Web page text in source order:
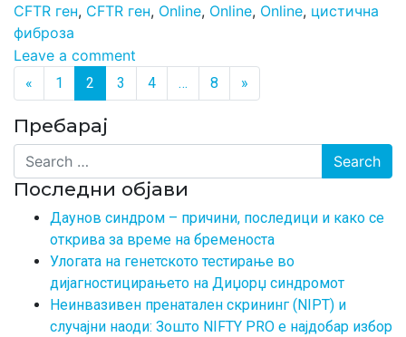
CFTR ген, CFTR ген, Online, Online, Online, цистична
фиброза
Leave a comment
Posts navigation
« 1 2 3 4 … 8 »
Пребарај
Search
Последни објави
Даунов синдром – причини, последици и како се
открива за време на бременоста
Улогата на генетското тестирање во
дијагностицирањето на Диџорџ синдромот
Неинвазивен пренатален скрининг (NIPT) и
случајни наоди: Зошто NIFTY PRO е најдобар избор